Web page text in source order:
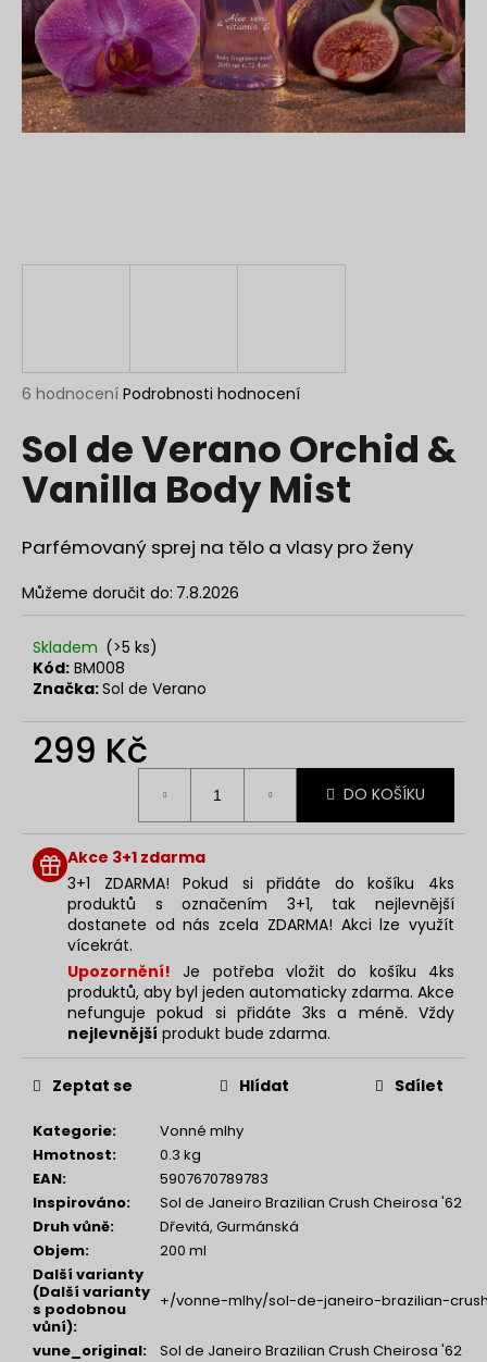
Průměrné
produktu
je
4,5
z
hvězdiček.
6 hodnocení Podrobnosti hodnocení
Sol de Verano Orchid &
Vanilla Body Mist
Parfémovaný sprej na tělo a vlasy pro ženy
Můžeme doručit do: 7.8.2026
Skladem (>5 ks)
Kód: BM008
Značka:Sol de Verano
299 Kč
DO KOŠÍKU
Akce 3+1 zdarma
3+1 ZDARMA! Pokud si přidáte do košíku 4ks
produktů s označením 3+1, tak nejlevnější
dostanete od nás zcela ZDARMA! Akci lze využít
vícekrát.
Upozornění! Je potřeba vložit do košíku 4ks
produktů, aby byl jeden automaticky zdarma. Akce
nefunguje pokud si přidáte 3ks a méně. Vždy
nejlevnější produkt bude zdarma.
Kategorie:
Vonné mlhy
Hmotnost:
0.3 kg
EAN:
5907670789783
Inspirováno:
Sol de Janeiro Brazilian Crush Cheirosa '62
Druh vůně:
Dřevitá, Gurmánská
Objem:
200 ml
Další varianty
(Další varianty
s podobnou
vůní):
+/vonne-mlhy/sol-de-janeiro-brazilian-
vune_original:
Sol de Janeiro Brazilian Crush Cheirosa '62
Zeptat se Hlídat Sdílet
a
j
í
t
?
o
p
r
u
č
j
e
m
e
LAMBRE
MAGIC
EYELASH
ACTIVE
SERUM
499
Kč